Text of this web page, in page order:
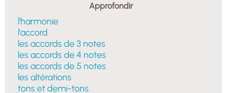
Approfondir
l'harmonie
l'accord
les accords de 3 notes
les accords de 4 notes
les accords de 5 notes
les altérations
tons et demi-tons